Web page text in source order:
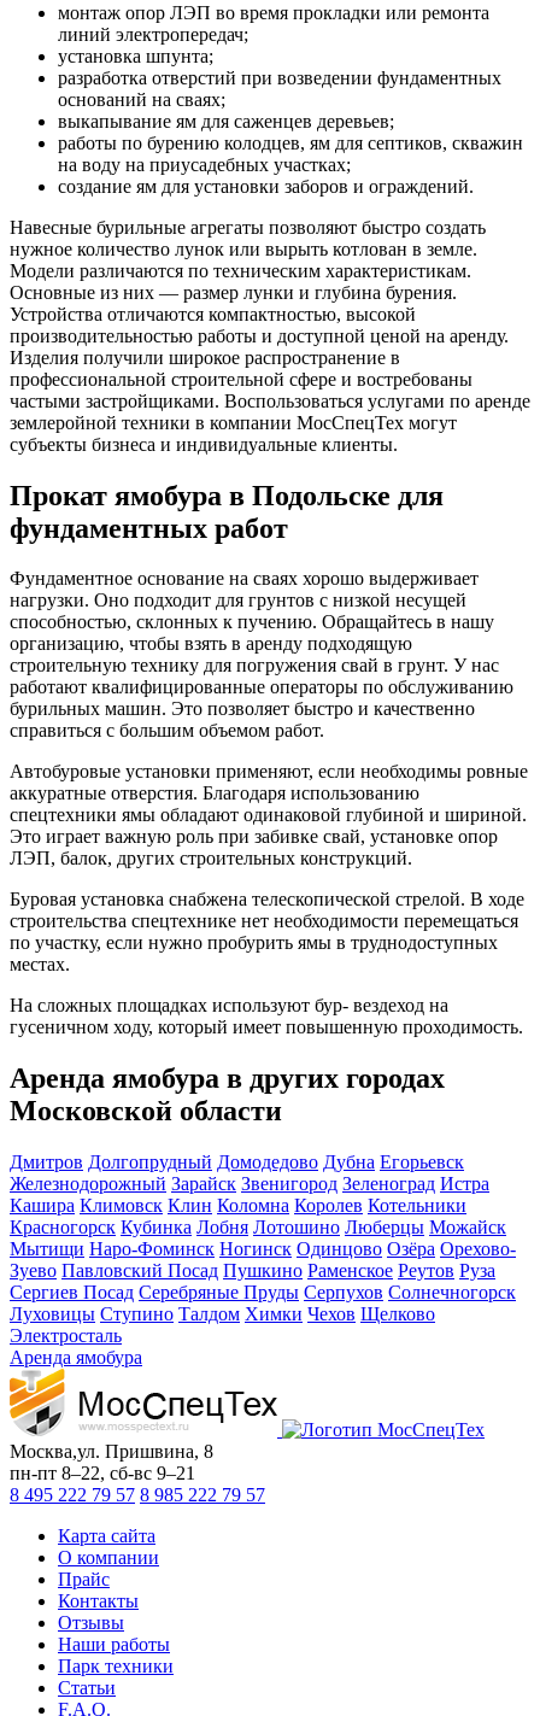
монтаж опор ЛЭП во время прокладки или ремонта
линий электропередач;
установка шпунта;
разработка отверстий при возведении фундаментных
оснований на сваях;
выкапывание ям для саженцев деревьев;
работы по бурению колодцев, ям для септиков, скважин
на воду на приусадебных участках;
создание ям для установки заборов и ограждений.
Навесные бурильные агрегаты позволяют быстро создать
нужное количество лунок или вырыть котлован в земле.
Модели различаются по техническим характеристикам.
Основные из них — размер лунки и глубина бурения.
Устройства отличаются компактностью, высокой
производительностью работы и доступной ценой на аренду.
Изделия получили широкое распространение в
профессиональной строительной сфере и востребованы
частыми застройщиками. Воспользоваться услугами по аренде
землеройной техники в компании МосСпецТех могут
субъекты бизнеса и индивидуальные клиенты.
Прокат ямобура в Подольске для
фундаментных работ
Фундаментное основание на сваях хорошо выдерживает
нагрузки. Оно подходит для грунтов с низкой несущей
способностью, склонных к пучению. Обращайтесь в нашу
организацию, чтобы взять в аренду подходящую
строительную технику для погружения свай в грунт. У нас
работают квалифицированные операторы по обслуживанию
бурильных машин. Это позволяет быстро и качественно
справиться с большим объемом работ.
Автобуровые установки применяют, если необходимы ровные
аккуратные отверстия. Благодаря использованию
спецтехники ямы обладают одинаковой глубиной и шириной.
Это играет важную роль при забивке свай, установке опор
ЛЭП, балок, других строительных конструкций.
Буровая установка снабжена телескопической стрелой. В ходе
строительства спецтехнике нет необходимости перемещаться
по участку, если нужно пробурить ямы в труднодоступных
местах.
На сложных площадках используют бур- вездеход на
гусеничном ходу, который имеет повышенную проходимость.
Аренда ямобура в других городах
Московской области
Дмитров Долгопрудный Домодедово Дубна Егорьевск
Железнодорожный Зарайск Звенигород Зеленоград Истра
Кашира Климовск Клин Коломна Королев Котельники
Красногорск Кубинка Лобня Лотошино Люберцы Можайск
Мытищи Наро-Фоминск Ногинск Одинцово Озёра Орехово-
Зуево Павловский Посад Пушкино Раменское Реутов Руза
Сергиев Посад Серебряные Пруды Серпухов Солнечногорск
Луховицы Ступино Талдом Химки Чехов Щелково
Электросталь
Аренда ямобура
Москва,ул. Пришвина, 8
пн-пт 8–22, сб-вс 9–21
8 495 222 79 57 8 985 222 79 57
Карта сайта
О компании
Прайс
Контакты
Отзывы
Наши работы
Парк техники
Статьи
F.A.Q.